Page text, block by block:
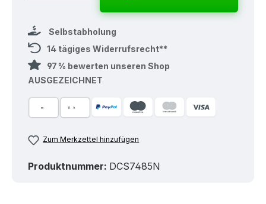
Selbstabholung
14 tägiges Widerrufsrecht**
97 % bewerten unseren Shop
AUSGEZEICHNET
Zum Merkzettel hinzufügen
Produktnummer: DCS7485N